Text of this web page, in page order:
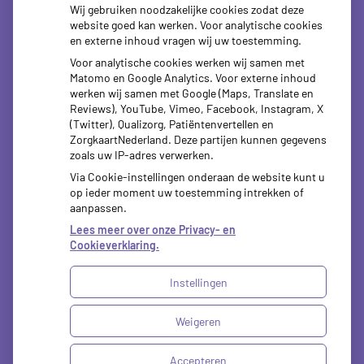
13.30tot
- 18.00
08.00tot
- 12.30
13.30tot
- 18.00
Woensdag:
08.00tot
- 12.30
13.30tot
- 18.00
Donderdag:
08.00tot
- 12.30
13.30tot
- 18.00
08.00tot
- 12.30
13.30tot
- 18.00
Uw Zorg Online|Beheer
Privacy verklaring Cookie-instellingen
Wij gebruiken noodzakelijke cookies zodat deze
website goed kan werken. Voor analytische cookies
en externe inhoud vragen wij uw toestemming.
Voor analytische cookies werken wij samen met
Matomo en Google Analytics. Voor externe inhoud
werken wij samen met Google (Maps, Translate en
Reviews), YouTube, Vimeo, Facebook, Instagram, X
(Twitter), Qualizorg, Patiëntenvertellen en
ZorgkaartNederland. Deze partijen kunnen gegevens
zoals uw IP-adres verwerken.
Via Cookie-instellingen onderaan de website kunt u
op ieder moment uw toestemming intrekken of
aanpassen.
Lees meer over onze Privacy- en
Cookieverklaring.
Instellingen
Weigeren
Accepteren